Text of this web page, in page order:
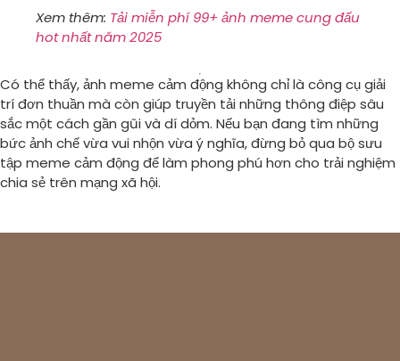
Xem thêm: Tải miễn phí 99+ ảnh meme cung đấu
hot nhất năm 2025
Có thể thấy, ảnh meme cảm động không chỉ là công cụ giải
trí đơn thuần mà còn giúp truyền tải những thông điệp sâu
sắc một cách gần gũi và dí dỏm. Nếu bạn đang tìm những
bức ảnh chế vừa vui nhộn vừa ý nghĩa, đừng bỏ qua bộ sưu
tập meme cảm động để làm phong phú hơn cho trải nghiệm
chia sẻ trên mạng xã hội.